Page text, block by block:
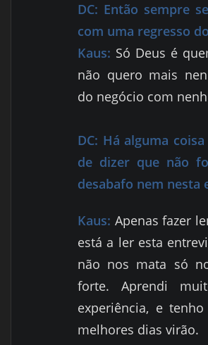
DC: Então sempre
com uma regresso
Kaus: Só Deus é
não quero mais
do negócio com
DC: Há alguma
de dizer que não
desabafo nem nesta
Kaus: Apenas fazer
está a ler esta
não nos mata só
forte. Aprendi
experiência, e
melhores dias virão.